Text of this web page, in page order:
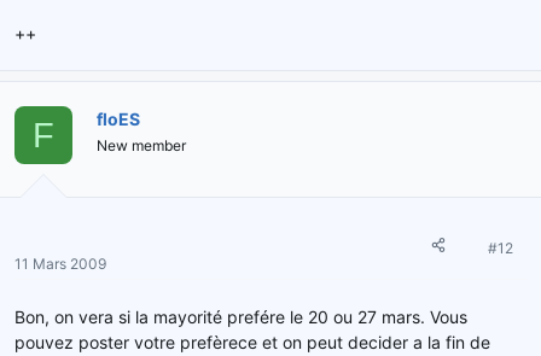
++
F floES
New member
11 Mars 2009
#12
Bon, on vera si la mayorité prefére le 20 ou 27 mars. Vous
pouvez poster votre prefèrece et on peut decider a la fin de